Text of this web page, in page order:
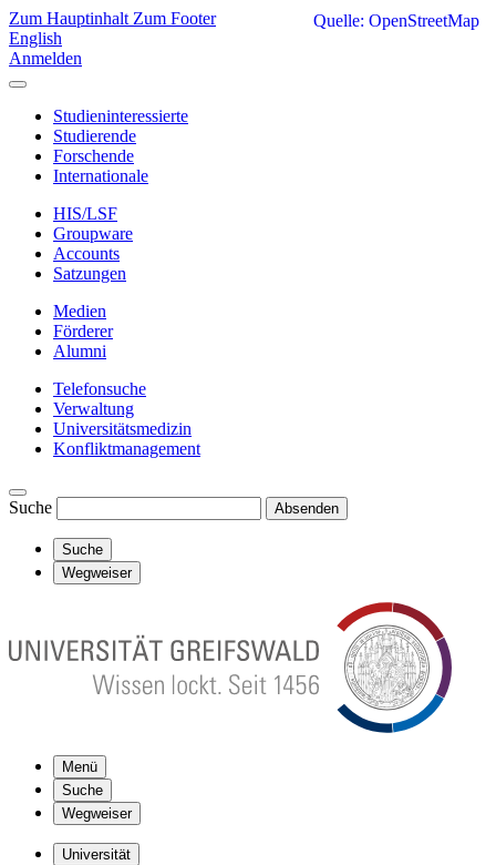
Zum Hauptinhalt Zum Footer
English
Anmelden
Studieninteressierte
Studierende
Forschende
Internationale
HIS/LSF
Groupware
Accounts
Satzungen
Medien
Förderer
Alumni
Telefonsuche
Verwaltung
Universitätsmedizin
Konfliktmanagement
Suche Absenden
Suche
Wegweiser
Menü
Suche
Wegweiser
Universität
Quelle: OpenStreetMap